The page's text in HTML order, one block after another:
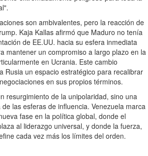
son ambivalentes, pero la reacción de
Kaja Kallas afirmó que Maduro no tenía
de EE.UU. hacia su esfera inmediata
mantener un compromiso a largo plazo en la
en Ucrania. Este cambio
Rusia un espacio estratégico para recalibrar
en sus propios términos.
resurgimiento de la unipolaridad, sino una
las esferas de influencia. Venezuela marca
fase en la política global, donde el
al liderazgo universal, y donde la fuerza,
cada vez más los límites del orden.